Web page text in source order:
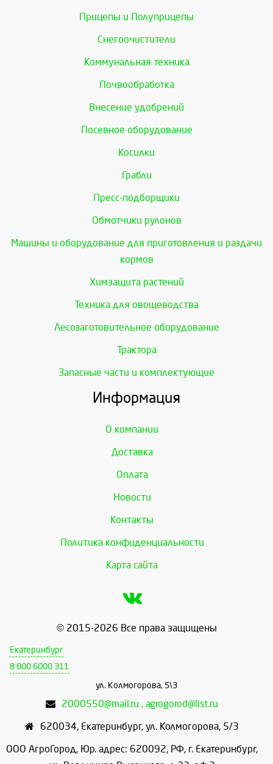
Прицепы и Полуприцепы
Снегоочистители
Коммунальная техника
Почвообработка
Внесение удобрений
Посевное оборудование
Косилки
Грабли
Пресс-подборщики
Обмотчики рулонов
Машины и оборудование для приготовления и раздачи
кормов
Химзащита растений
Техника для овощеводства
Лесозаготовительное оборудование
Трактора
Запасные части и комплектующие
Информация
О компании
Доставка
Оплата
Новости
Контакты
Политика конфиденциальности
Карта сайта
© 2015-2026 Все права защищены
Екатеринбург
8 800 6000 311
ул. Колмогорова, 5\3
2000550@mail.ru , agrogorod@list.ru
620034, Екатеринбург, ул. Колмогорова, 5/3
ООО АгроГород, Юр. адрес: 620092, РФ, г. Екатеринбург,